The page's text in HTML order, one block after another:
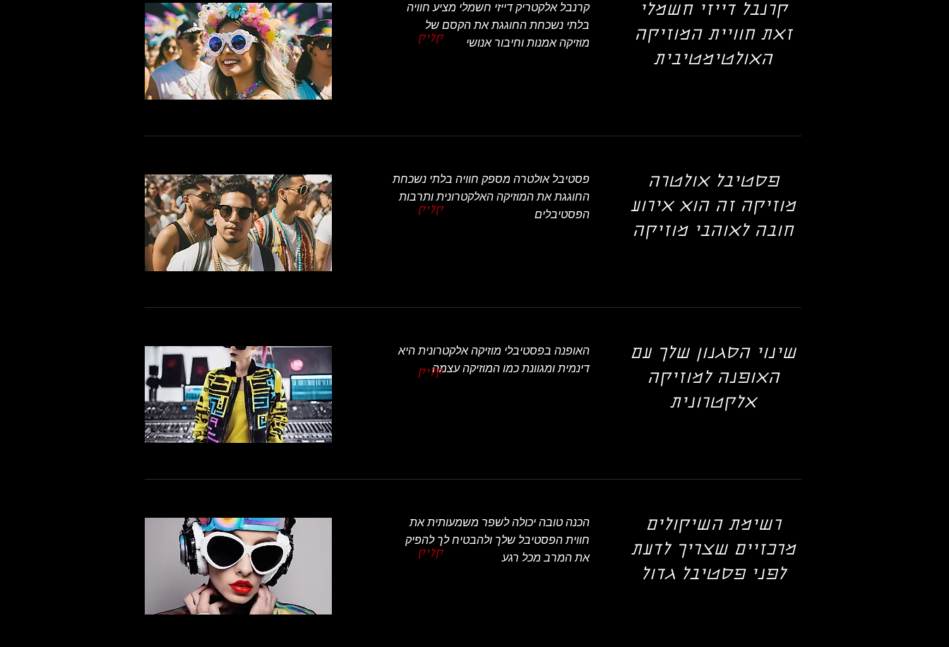
קרנבל אלקטריק דייזי חשמלי מציע חוויה
בלתי נשכחת החוגגת את הקסם של
מוזיקה אמנות וחיבור אנושי
קליק
קרנבל דייזי חשמלי
זאת חוויית המוזיקה
האולטימטיבית
פסטיבל אולטרה מספק חוויה בלתי נשכחת
החוגגת את המוזיקה האלקטרונית ותרבות
הפסטיבלים
קליק
פסטיבל אולטרה
מוזיקה זה הוא אירוע
חובה לאוהבי מוזיקה
האופנה בפסטיבלי מוזיקה אלקטרונית היא
דינמית ומגוונת כמו המוזיקה עצמהקליק
שינוי הסגנון שלך עם
האופנה למוזיקה
אלקטרונית
הכנה טובה יכולה לשפר משמעותית את
חווית הפסטיבל שלך ולהבטיח לך להפיק
את המרב מכל רגע
קליק
רשימת השיקולים
מרכזיים שצריך לדעת
לפני פסטיבל גדול